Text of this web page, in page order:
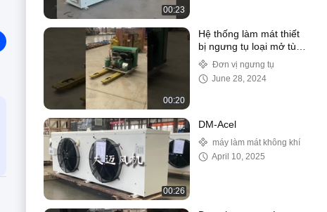
00:23
00:20
Hệ thống làm mát thiết
bị ngưng tụ loại mở tùy
chỉnh chất lượng cao
Làm mát không khí cho
phòng lạnh
Đơn vị ngưng tụ
June 28, 2024
00:26
DM-Acel
máy làm mát không khí
April 10, 2025